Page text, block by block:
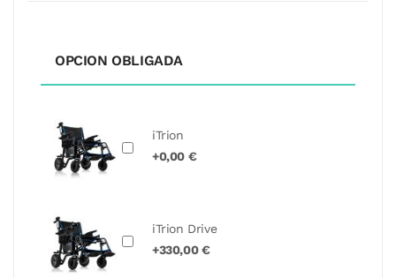
OPCION OBLIGADA
iTrion
+0,00 €
iTrion Drive
+330,00 €